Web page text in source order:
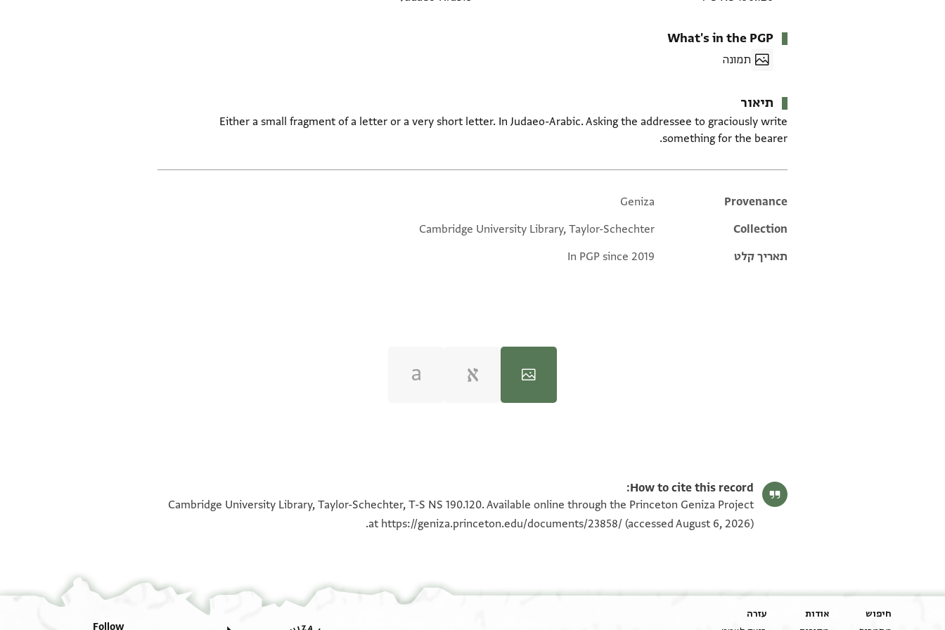
What's in the PGP
תמונה
תיאור
Either a small fragment of a letter or a very short letter. In Judaeo-Arabic. Asking the addressee to graciously write
something for the bearer.
Additional metadata
Provenance
Geniza
Collection
Cambridge University Library, Taylor-Schechter
תאריך קלט
In PGP since 2019
How to cite this record:
Cambridge University Library, Taylor-Schechter, T-S NS 190.120. Available online through the Princeton Geniza Project
at https://geniza.princeton.edu/documents/23858/ (accessed August 6, 2026).
חיפוש אודות עזרה
Follow